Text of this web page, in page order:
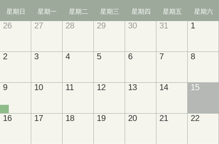
星期日 星期一 星期二 星期三 星期四 星期五 星期六
26 27 28 29 30 31 1
2 3 4 5 6 7 8
9 10 11 12 13 14 15
16 17 18 19 20 21 22